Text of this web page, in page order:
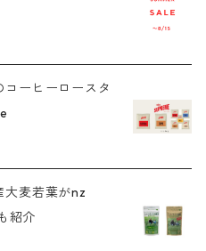
コーヒーロースタ
大麦若葉がnz
紹介